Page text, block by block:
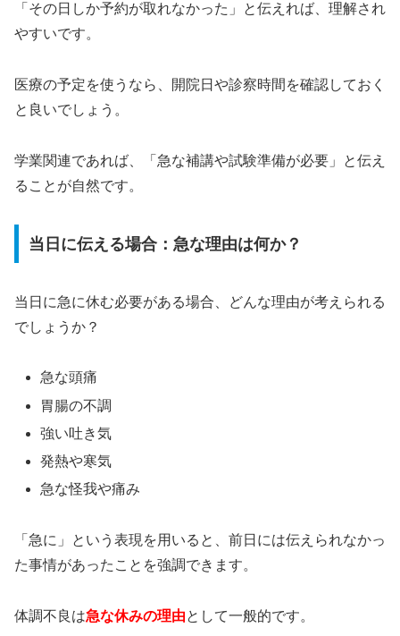
「その日しか予約が取れなかった」と伝えれば、理解され
やすいです。
医療の予定を使うなら、開院日や診察時間を確認しておく
と良いでしょう。
学業関連であれば、「急な補講や試験準備が必要」と伝え
ることが自然です。
当日に伝える場合：急な理由は何か？
当日に急に休む必要がある場合、どんな理由が考えられる
でしょうか？
急な頭痛
胃腸の不調
強い吐き気
発熱や寒気
急な怪我や痛み
「急に」という表現を用いると、前日には伝えられなかっ
た事情があったことを強調できます。
体調不良は急な休みの理由として一般的です。